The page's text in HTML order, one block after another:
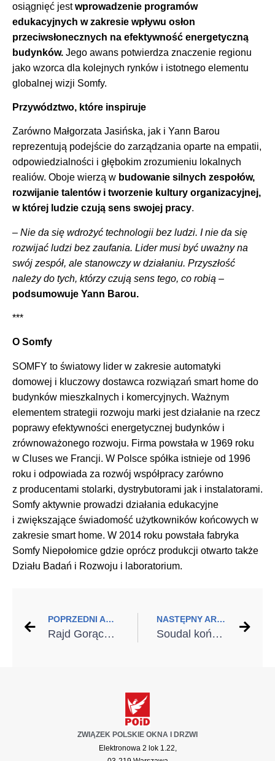
osiągnięć jestwprowadzenie programów
edukacyjnych w zakresie wpływu osłon
przeciwsłonecznych na efektywność energetyczną
budynków. Jego awans potwierdza znaczenie regionu
jako wzorca dla kolejnych rynków i istotnego elementu
globalnej wizji Somfy.
Przywództwo, które inspiruje
Zarówno Małgorzata Jasińska, jak i Yann Barou
reprezentują podejście do zarządzania oparte na empatii,
odpowiedzialności i głębokim zrozumieniu lokalnych
realiów. Oboje wierzą w budowanie silnych zespołów,
rozwijanie talentów i tworzenie kultury organizacyjnej,
w której ludzie czują sens swojej pracy.
– Nie da się wdrożyć technologii bez ludzi. I nie da się
rozwijać ludzi bez zaufania. Lider musi być uważny na
swój zespół, ale stanowczy w działaniu. Przyszłość
należy do tych, którzy czują sens tego, co robią –
podsumowuje Yann Barou.
***
O Somfy
SOMFY to światowy lider w zakresie automatyki
domowej i kluczowy dostawca rozwiązań smart home do
budynków mieszkalnych i komercyjnych. Ważnym
elementem strategii rozwoju marki jest działanie na rzecz
poprawy efektywności energetycznej budynków i
zrównoważonego rozwoju. Firma powstała w 1969 roku
w Cluses we Francji. W Polsce spółka istnieje od 1996
roku i odpowiada za rozwój współpracy zarówno
z producentami stolarki, dystrybutorami jak i instalatorami.
Somfy aktywnie prowadzi działania edukacyjne
i zwiększające świadomość użytkowników końcowych w
zakresie smart home. W 2014 roku powstała fabryka
Somfy Niepołomice gdzie oprócz produkcji otwarto także
Działu Badań i Rozwoju i laboratorium.
POPRZEDNI ARTYKUŁ
Rajd Gorących Serc ponownie pokazał wielką siłę wspólnych działań
NASTĘPNY ARTYKUŁ
Soudal kończy sezon sportowy
ZWIĄZEK POLSKIE OKNA I DRZWI
Elektronowa 2 lok 1.22,